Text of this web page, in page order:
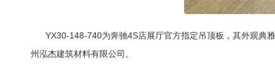
YX30-148-740为奔驰4S店展厅官方指定吊顶板，其外观典
州泓杰建筑材料有限公司。